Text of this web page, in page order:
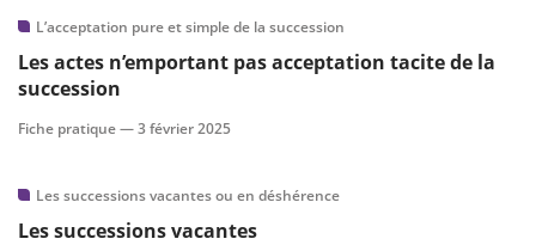
L’acceptation pure et simple de la succession
Les actes n’emportant pas acceptation tacite de la
succession
Fiche pratique —3 février 2025
Les successions vacantes ou en déshérence
Les successions vacantes